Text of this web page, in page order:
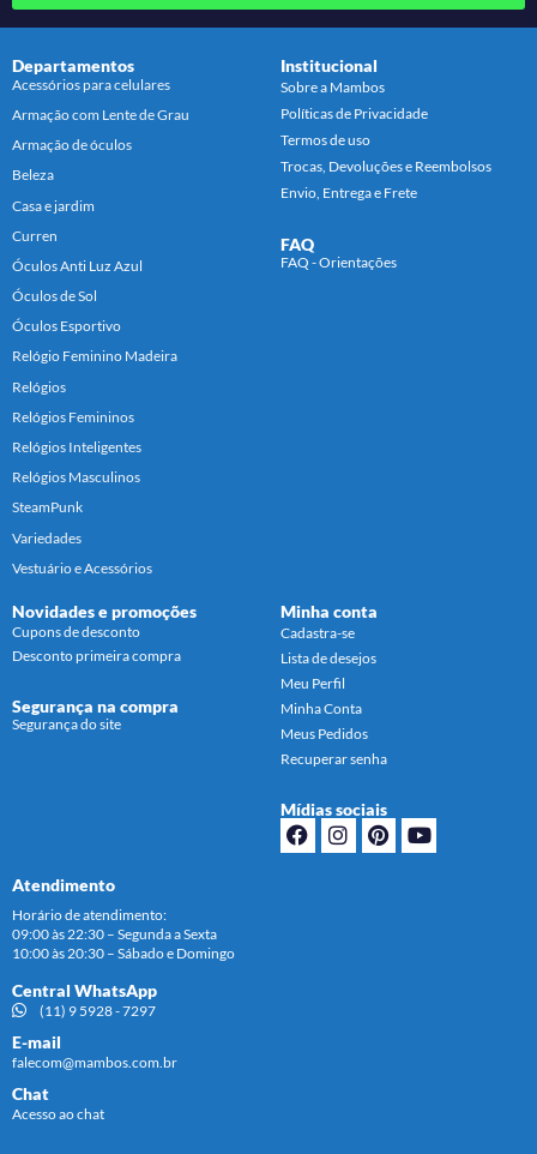
Departamentos
Acessórios para celulares
Armação com Lente de Grau
Armação de óculos
Beleza
Casa e jardim
Curren
Óculos Anti Luz Azul
Óculos de Sol
Óculos Esportivo
Relógio Feminino Madeira
Relógios
Relógios Femininos
Relógios Inteligentes
Relógios Masculinos
SteamPunk
Variedades
Vestuário e Acessórios
Institucional
Sobre a Mambos
Políticas de Privacidade
Termos de uso
Trocas, Devoluções e Reembolsos
Envio, Entrega e Frete
FAQ
FAQ - Orientações
Novidades e promoções
Cupons de desconto
Desconto primeira compra
Segurança na compra
Segurança do site
Minha conta
Cadastra-se
Lista de desejos
Meu Perfil
Minha Conta
Meus Pedidos
Recuperar senha
Mídias sociais
Atendimento
Horário de atendimento:
09:00 às 22:30 – Segunda a Sexta
10:00 às 20:30 – Sábado e Domingo
Central WhatsApp
(11) 9 5928 - 7297
E-mail
falecom@mambos.com.br
Chat
Acesso ao chat